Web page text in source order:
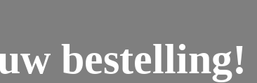
bestelling!